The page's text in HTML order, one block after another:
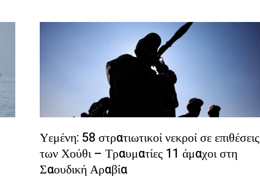
Υεμένη: 58 στρατιωτικοί νεκροί σε επιθέσεις
των Χούθι – Τραυματίες 11 άμαχοι στη
Σαουδική Αραβία